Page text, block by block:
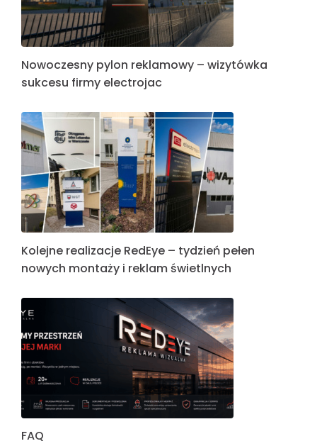
Nowoczesny pylon reklamowy – wizytówka
sukcesu firmy electrojac
Kolejne realizacje RedEye – tydzień pełen
nowych montaży i reklam świetlnych
FAQ